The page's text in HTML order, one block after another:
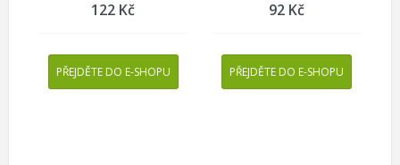
122 Kč
PŘEJDĚTE DO E-SHOPU
92 Kč
PŘEJDĚTE DO E-SHOPU